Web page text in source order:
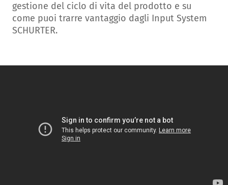
gestione del ciclo di vita del prodotto e su
come puoi trarre vantaggio dagli Input System
SCHURTER.